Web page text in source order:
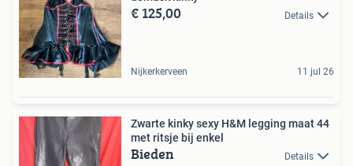
€ 125,00 Details
Nijkerkerveen 11 jul 26
Zwarte kinky sexy H&M legging maat 44
met ritsje bij enkel
Bieden Details